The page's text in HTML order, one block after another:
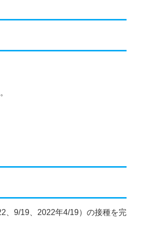
、9/19、2022年4/19）の接種を完